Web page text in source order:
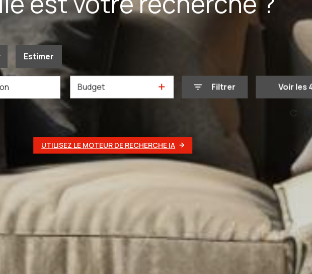
Estimer
Budget Filtrer Voir les
UTILISEZ LE MOTEUR DE RECHERCHE IA